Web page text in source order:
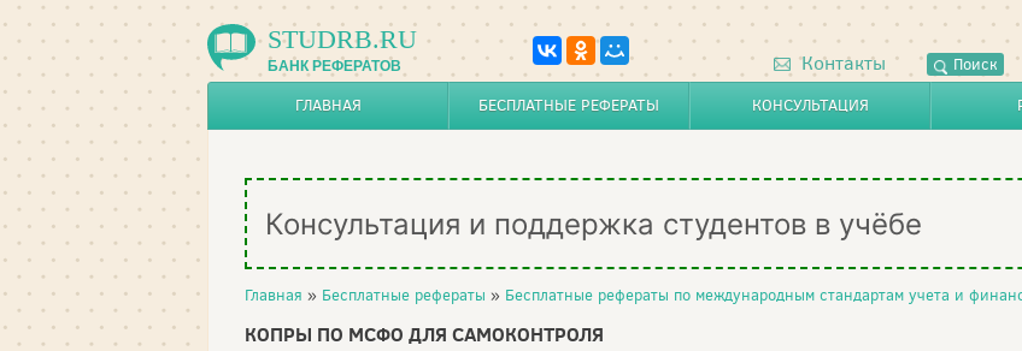
STUDRB.RU
БАНК РЕФЕРАТОВ Контакты Поиск
ГЛАВНАЯ БЕСПЛАТНЫЕ РЕФЕРАТЫ КОНСУЛЬТАЦИЯ
Консультация и поддержка студентов в учёбе
Главная » Бесплатные рефераты » Бесплатные рефераты по международным стандартам учета и
КОПРЫ ПО МСФО ДЛЯ САМОКОНТРОЛЯ